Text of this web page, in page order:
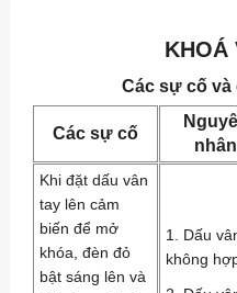
KHOÁ
Các sự cố
Các sự cố
nhân
Khi đặt dấu vân
tay lên cảm
biến để mở
khóa, đèn đỏ
bật sáng lên và
1. Dấu
không